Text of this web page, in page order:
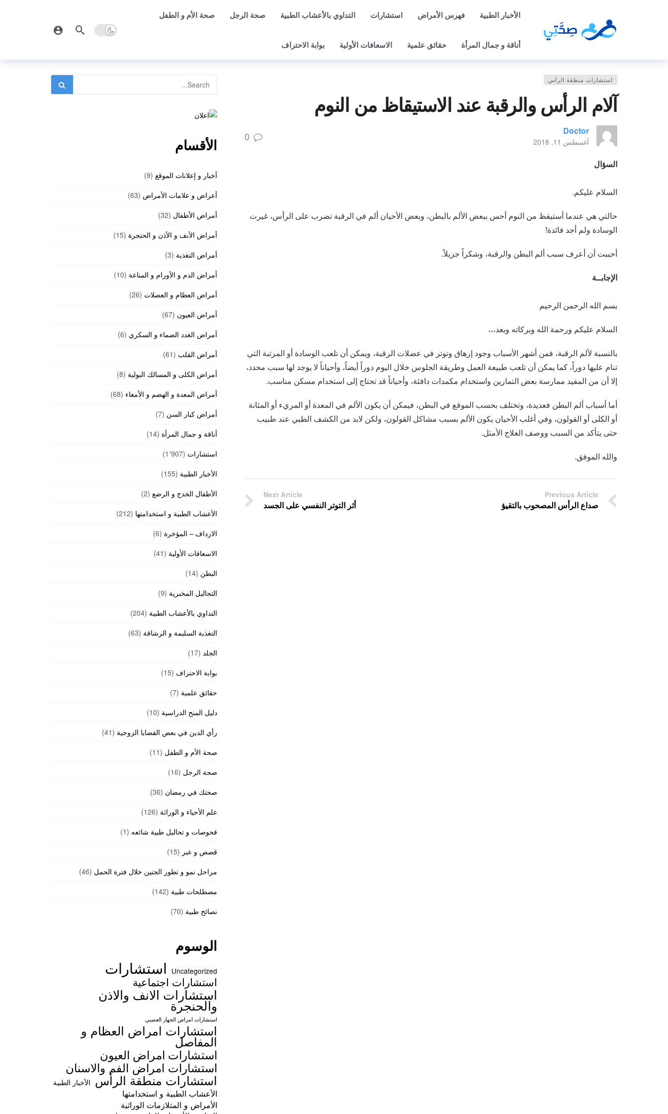
الأخبار الطبية فهرس الأمراض استشارات التداوي بالأعشاب الطبية صحة الرجل صحة الأم و الطفل
أناقة و جمال المرأة حقائق علمية الاسعافات الأولية بوابة الاحتراف
استشارات منطقة الرأس
آلام الرأس والرقبة عند الاستيقاظ من النوم
Doctor
أغسطس 11, 2018 0
السؤال
السلام عليكم.
حالتي هي عندما أستيقظ من النوم أحس ببعض الألم بالبطن، وبعض الأحيان ألم في الرقبة تضرب على الرأس، غيرت
الوسادة ولم أجد فائدة!
أحببت أن أعرف سبب ألم البطن والرقبة، وشكراً جزيلاً.
الإجابــة
بسم الله الرحمن الرحيم
السلام عليكم ورحمة الله وبركاته وبعد،،،
بالنسبة لألم الرقبة، فمن أشهر الأسباب وجود إرهاق وتوتر في عضلات الرقبة، ويمكن أن تلعب الوسادة أو المرتبة التي
تنام عليها دوراً، كما يمكن أن تلعب طبيعة العمل وطريقة الجلوس خلال اليوم دوراً أيضاً، وأحياناً لا يوجد لها سبب محدد،
إلا أن من المفيد ممارسة بعض التمارين واستخدام مكمدات دافئة، وأحياناً قد تحتاج إلى استخدام مسكن مناسب.
أما أسباب ألم البطن فعديدة، وتختلف بحسب الموقع في البطن، فيمكن أن يكون الألم في المعدة أو المريء أو المثانة
أو الكلى أو القولون، وفي أغلب الأحيان يكون الألم بسبب مشاكل القولون، ولكن لابد من الكشف الطبي عند طبيب
حتى يتأكد من السبب ووصف العلاج الأمثل.
والله الموفق.
Previous Article
صداع الرأس المصحوب بالتقيؤ
Next Article
أثر التوتر النفسي على الجسد
الأقسام
أخبار و إعلانات الموقع (9)
أعراض و علامات الأمراض (63)
أمراض الأطفال (32)
أمراض الأنف و الأذن و الحنجرة (15)
أمراض التغذية (3)
أمراض الدم و الأورام و المناعة (10)
أمراض العظام و العضلات (26)
أمراض العيون (67)
أمراض الغدد الصماء و السكري (6)
أمراض القلب (61)
أمراض الكلى و المسالك البولية (8)
أمراض المعدة و الهضم و الأمعاء (68)
أمراض كبار السن (7)
أناقة و جمال المرأة (14)
استشارات (1٬907)
الأخبار الطبية (155)
الأطفال الخدج و الرضع (2)
الأعشاب الطبية و استخدامتها (212)
الارداف – المؤخرة (6)
الاسعافات الأولية (41)
البطن (14)
التحاليل المخبرية (9)
التداوي بالأعشاب الطبية (204)
التغذية السليمة و الرشاقة (63)
الجلد (17)
بوابة الاحتراف (15)
حقائق علمية (7)
دليل المنح الدراسية (10)
رأي الدين في بعض القضايا الزوجية (41)
صحة الأم و الطفل (11)
صحة الرجل (16)
صحتك في رمضان (36)
علم الأحياء و الوراثة (126)
فحوصات و تحاليل طبية شائعه (1)
قصص و عبر (15)
مراحل نمو و تطور الجنين خلال فترة الحمل (46)
مصطلحات طبية (142)
نصائح طبية (70)
الوسوم
Uncategorized استشارات
استشارات اجتماعية
استشارات الانف والاذن
والحنجرة
استشارات امراض الجهاز العصبي
استشارات امراض العظام و
المفاصل
استشارات امراض العيون
استشارات امراض الفم والاسنان
استشارات منطقة الرأس الأخبار الطبية
الأعشاب الطبية و استخدامتها
الأمراض و المتلازمات الوراثية